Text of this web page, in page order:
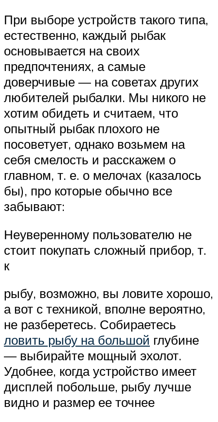
При выборе устройств такого типа,
естественно, каждый рыбак
основывается на своих
предпочтениях, а самые
доверчивые — на советах других
любителей рыбалки. Мы никого не
хотим обидеть и считаем, что
опытный рыбак плохого не
посоветует, однако возьмем на
себя смелость и расскажем о
главном, т. е. о мелочах (казалось
бы), про которые обычно все
забывают:
Неуверенному пользователю не
стоит покупать сложный прибор, т.
к
рыбу, возможно, вы ловите хорошо,
а вот с техникой, вполне вероятно,
не разберетесь. Собираетесь
ловить рыбу на большой глубине
— выбирайте мощный эхолот.
Удобнее, когда устройство имеет
дисплей побольше, рыбу лучше
видно и размер ее точнее